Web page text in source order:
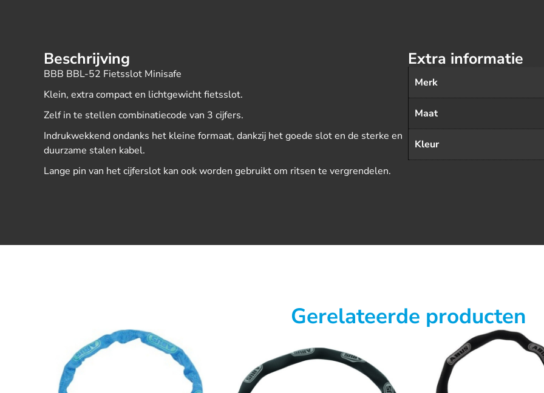
Beschrijving
BBB BBL-52 Fietsslot Minisafe
Klein, extra compact en lichtgewicht fietsslot.
Zelf in te stellen combinatiecode van 3 cijfers.
Indrukwekkend ondanks het kleine formaat, dankzij het goede slot en de sterke en
duurzame stalen kabel.
Lange pin van het cijferslot kan ook worden gebruikt om ritsen te vergrendelen.
Extra informatie
Merk
Maat
Kleur
Gerelateerde producten